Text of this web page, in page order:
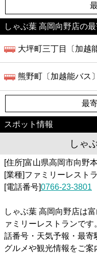
しゃぶ葉 高岡向野店の
大坪町三丁目〔加越
熊野町〔加越能バス
最
スポット情報
しゃ
[住所]富山県高岡市向野
[業種]ファミリーレスト
[電話番号]0766-23-3801
しゃぶ葉 高岡向野店は
ァミリーレストランで
話番号・天気予報・最寄
グルメや観光情報をご